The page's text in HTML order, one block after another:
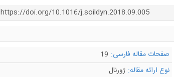
https://doi.org/10.1016/j.soildyn.2018.09.005
صفحات مقاله فارسی: 19
نوع ارائه مقاله: ژورنال